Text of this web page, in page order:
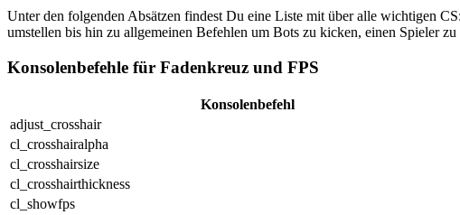
Unter den folgenden Absätzen findest Du eine Liste mit über alle wichtigen
umstellen bis hin zu allgemeinen Befehlen um Bots zu kicken, einen Spieler
Konsolenbefehle für Fadenkreuz und FPS
Konsolenbefehl
adjust_crosshair
cl_crosshairalpha
cl_crosshairsize
cl_crosshairthickness
cl_showfps